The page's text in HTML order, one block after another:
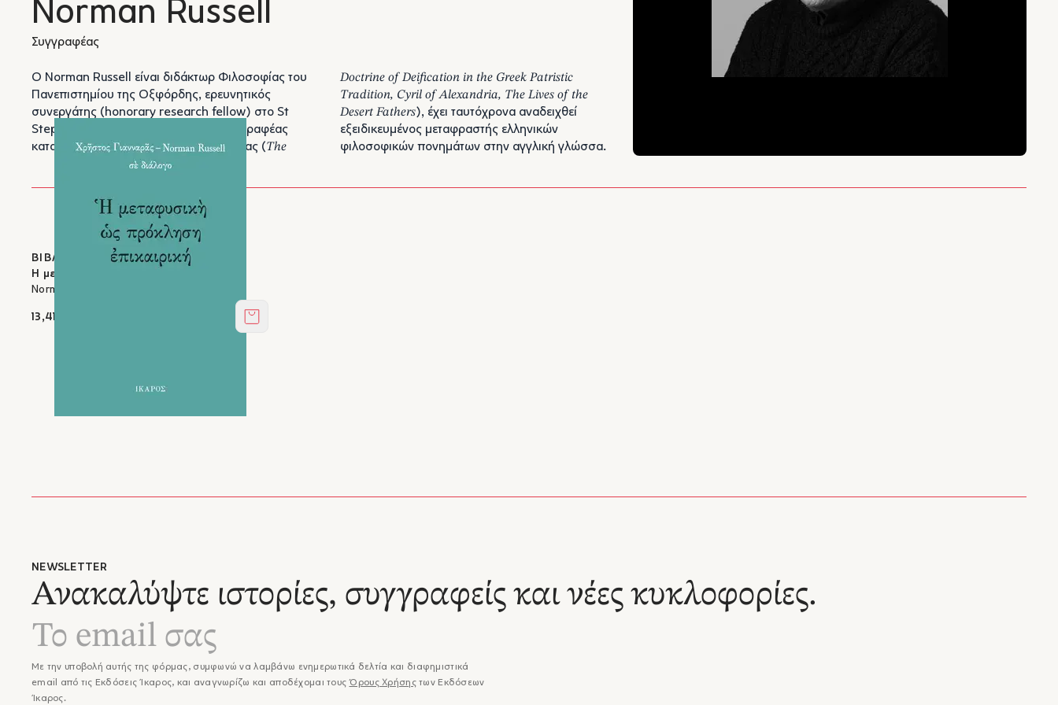
Norman Russell
Συγγραφέας
Ο Norman Russell είναι διδάκτωρ Φιλοσοφίας του
Πανεπιστημίου της Οξφόρδης, ερευνητικός
συνεργάτης (honorary research fellow) στο St
Stephen’s House, στην Οξφόρδη. Συγγραφέας
καταξιωμένων μελετημάτων Πατρολογίας (The
Doctrine of Deification in the Greek Patristic
Tradition, Cyril of Alexandria, The Lives of the
Desert Fathers), έχει ταυτόχρονα αναδειχθεί
εξειδικευμένος μεταφραστής ελληνικών
φιλοσοφικών πονημάτων στην αγγλική γλώσσα.
ΒΙΒΛΙΑ ΣΤΟΝ ΙΚΑΡΟ
Η μεταφυσική ως πρόκληση επικαιρική
Norman Russell, Χρήστος Γιανναράς
13,41 € Στο καλάθι
NEWSLETTER
Ανακαλύψτε ιστορίες, συγγραφείς και νέες κυκλοφορίες.
Με την υποβολή αυτής της φόρμας, συμφωνώ να λαμβάνω ενημερωτικά δελτία και διαφημιστικά
email από τις Εκδόσεις Ίκαρος, και αναγνωρίζω και αποδέχομαι τουςΌρους Χρήσηςτων Εκδόσεων
Ίκαρος.